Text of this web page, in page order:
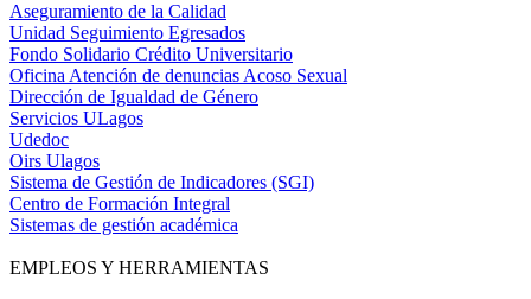
Aseguramiento de la Calidad
Unidad Seguimiento Egresados
Fondo Solidario Crédito Universitario
Oficina Atención de denuncias Acoso Sexual
Dirección de Igualdad de Género
Servicios ULagos
Udedoc
Oirs Ulagos
Sistema de Gestión de Indicadores (SGI)
Centro de Formación Integral
Sistemas de gestión académica
EMPLEOS Y HERRAMIENTAS